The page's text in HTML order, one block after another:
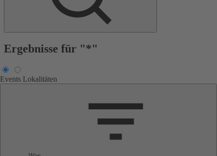
Ergebnisse für "*"
Events Lokalitäten